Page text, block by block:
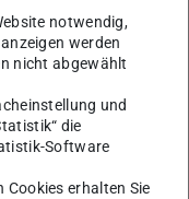
notwendig,
werden
nicht abgewählt
und
die
Software
erhalten Sie